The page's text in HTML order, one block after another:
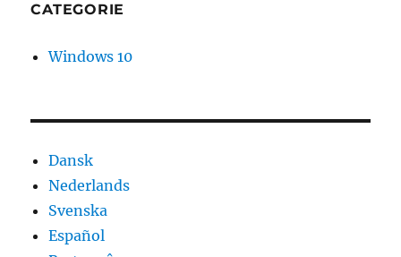
CATEGORIE
Windows 10
Dansk
Nederlands
Svenska
Español